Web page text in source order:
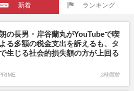
新着 ランキング
の長男・岸谷蘭丸がYouTubeで喫
る多額の税金支出を訴えるも、タ
生じる社会的損失額の方が上回る
2時間前